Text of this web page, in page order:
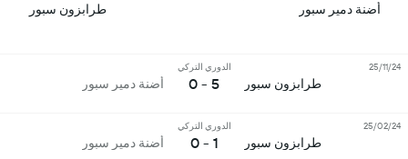
أضنة دمير سبور طرابزون سبور
طرابزون سبور
الدوري التركي
5 - 0 أضنة دمير سبور
25/11/24
طرابزون سبور
الدوري التركي
1 - 0 أضنة دمير سبور
25/02/24